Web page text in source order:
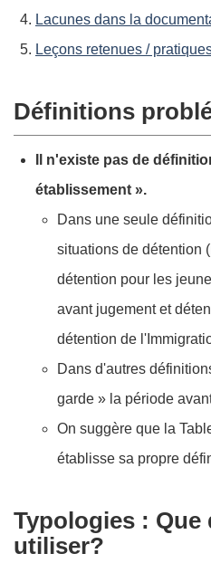
Lacunes dans la
Leçons retenues /
Définitions
Il n'existe pas de
établissement ».
Dans une seule
situations de détention
détention pour les
avant jugement et
détention de
Dans d'autres
garde » la période
On suggère que la
établisse sa propre
Typologies : Que
utiliser?